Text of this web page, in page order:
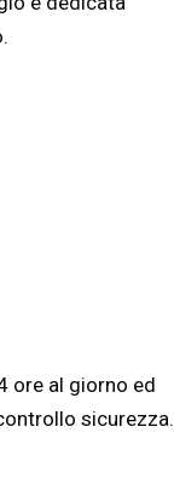
ore al giorno ed
sicurezza.